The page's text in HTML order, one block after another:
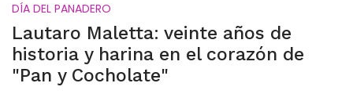
DÍA DEL PANADERO
Lautaro Maletta: veinte años de
historia y harina en el corazón de
"Pan y Cocholate"